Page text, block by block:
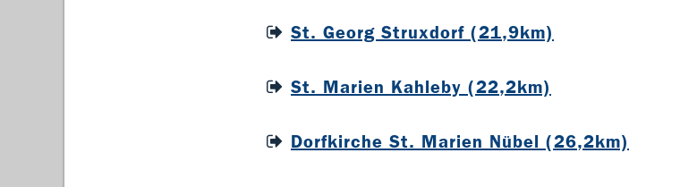
St. Georg Struxdorf (21,9km)
St. Marien Kahleby (22,2km)
Dorfkirche St. Marien Nübel (26,2km)